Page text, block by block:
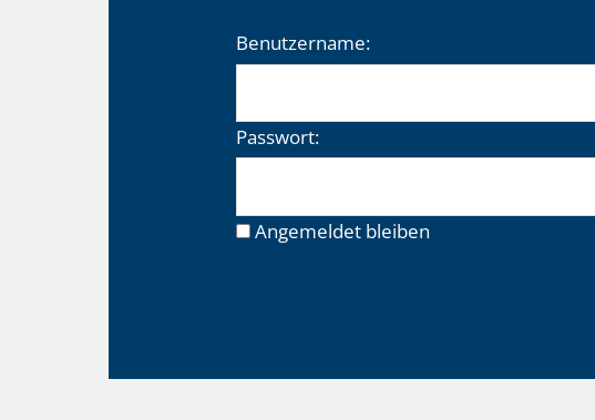
Benutzername:
Passwort:
Angemeldet bleiben